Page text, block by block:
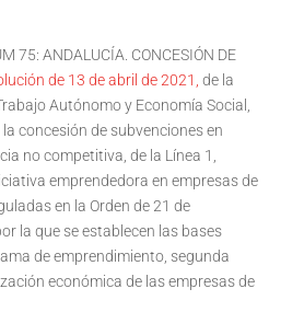
75: ANDALUCÍA. CONCESIÓN DE
de 13 de abril de 2021, de la
Autónomo y Economía Social,
concesión de subvenciones en
no competitiva, de la Línea 1,
emprendedora en empresas de
en la Orden de 21 de
la que se establecen las bases
de emprendimiento, segunda
económica de las empresas de